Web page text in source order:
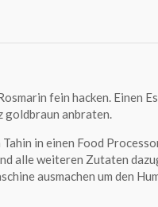
fein hacken. Einen
goldbraun anbraten.
in einen Food
alle weiteren Zutaten
ausmachen um den